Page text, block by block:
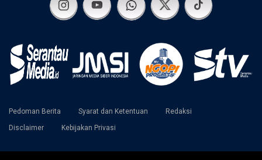
Pedoman Berita Syarat dan Ketentuan
Redaksi
Disclaimer
Kebijakan Privasi